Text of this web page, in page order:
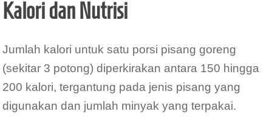
Kalori dan Nutrisi
Jumlah kalori untuk satu porsi pisang goreng
(sekitar 3 potong) diperkirakan antara 150 hingga
200 kalori, tergantung pada jenis pisang yang
digunakan dan jumlah minyak yang terpakai.